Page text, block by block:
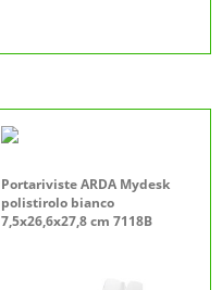
Portariviste ARDA Mydesk
polistirolo bianco
7,5x26,6x27,8 cm 7118B